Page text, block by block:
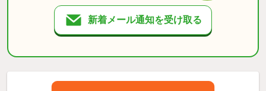
新着メール通知を受け取る